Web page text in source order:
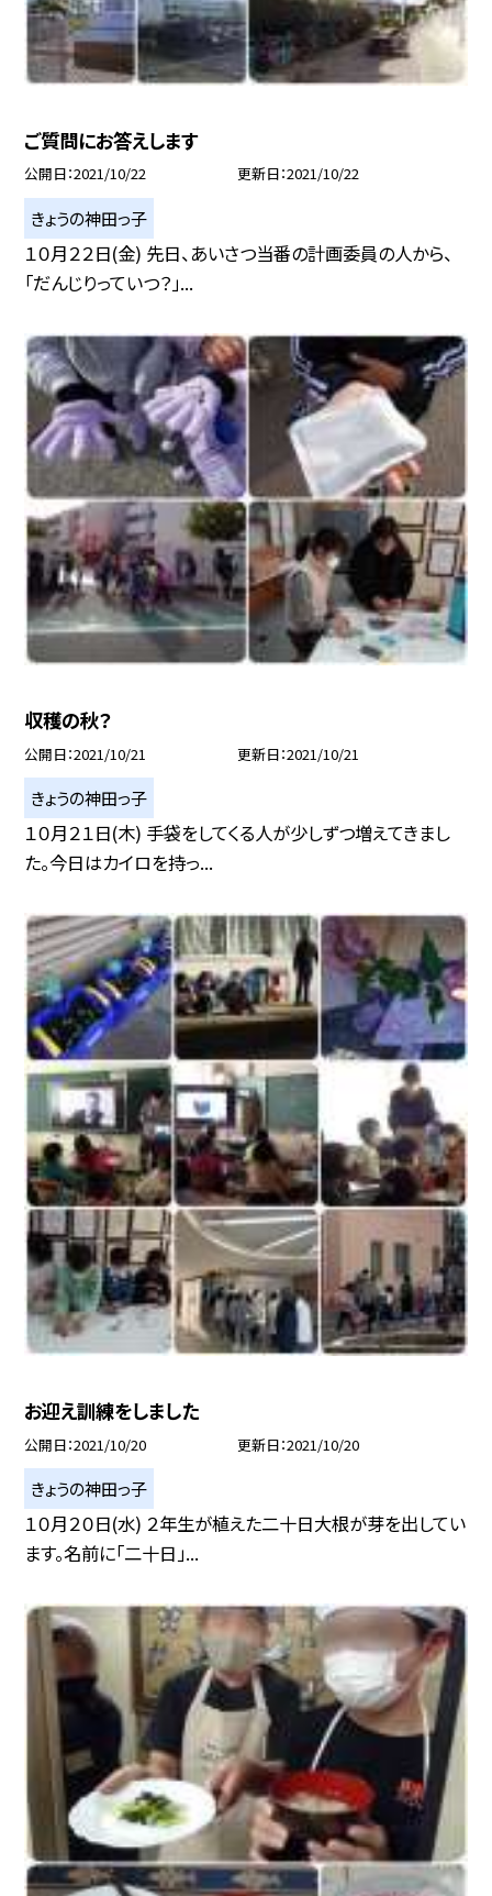
ご質問にお答えします
公開日 2021/10/22 更新日 2021/10/22
きょうの神田っ子
１０月２２日(金) 先日、あいさつ当番の計画委員の人から、
「だんじりっていつ？」...
収穫の秋？
公開日 2021/10/21 更新日 2021/10/21
きょうの神田っ子
１０月２１日(木) 手袋をしてくる人が少しずつ増えてきまし
た。今日はカイロを持っ...
お迎え訓練をしました
公開日 2021/10/20 更新日 2021/10/20
きょうの神田っ子
１０月２０日(水) ２年生が植えた二十日大根が芽を出してい
ます。名前に「二十日」...